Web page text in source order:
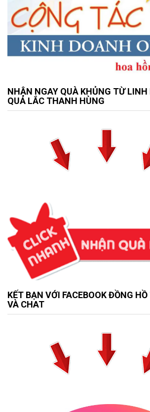
NHẬN NGAY QUÀ KHỦNG TỪ LINH
QUẢ LẮC THANH HÙNG
KẾT BẠN VỚI FACEBOOK ĐỒNG
VÀ CHAT